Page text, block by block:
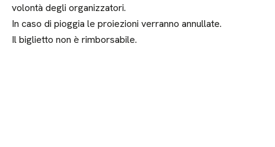
volontà degli organizzatori.
In caso di pioggia le proiezioni verranno annullate.
Il biglietto non è rimborsabile.